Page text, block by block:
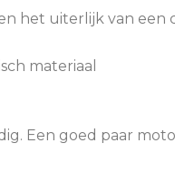
het uiterlijk van een
materiaal
Een goed paar